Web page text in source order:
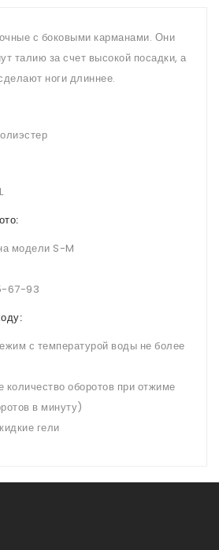
с боковыми карманами. Они
талию за счет высокой посадки, а
ноги длиннее.
модели S-M
67-93
с температурой воды не более
количество оборотов при отжиме
в минуту)
гели